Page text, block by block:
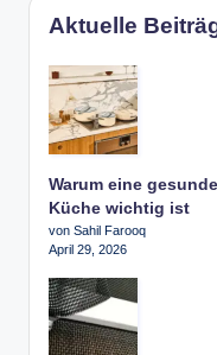
Aktuelle
Warum eine
Küche wichtig ist
von Sahil Farooq
April 29, 2026